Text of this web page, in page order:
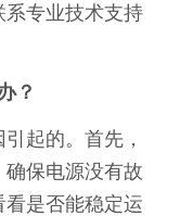
专业技术支持
？
起的。首先，
保电源没有故
是否能稳定运